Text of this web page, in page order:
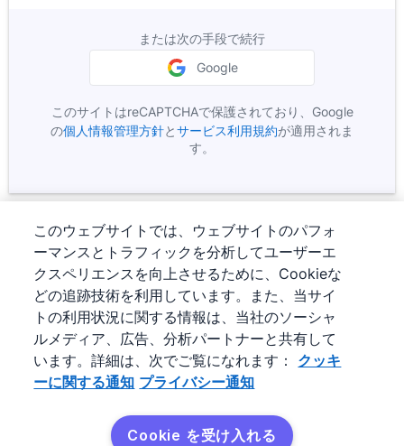
または次の手段で続行
Google
このサイトはreCAPTCHAで保護されており、Google
のGoogle
個人情報管理方針新しいウィンドウで開く
とGoogle
サービス利用規約新しいウィンドウで
が適用されま
す。
2026Pipedrive
サービス利用規約
このウェブサイトでは、ウェブサイトのパフォ
ーマンスとトラフィックを分析してユーザーエ
クスペリエンスを向上させるために、Cookieな
どの追跡技術を利用しています。また、当サイ
トの利用状況に関する情報は、当社のソーシャ
ルメディア、広告、分析パートナーと共有して
います。詳細は、次でご覧になれます：
クッキ
ーに関する通知 プライバシー通知
Cookie を受け入れる